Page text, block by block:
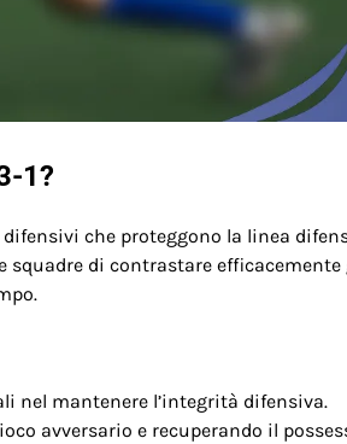
1?
che proteggono la linea
squadre di contrastare efficacemente
nel mantenere l’integrità difensiva.
avversario e recuperando il